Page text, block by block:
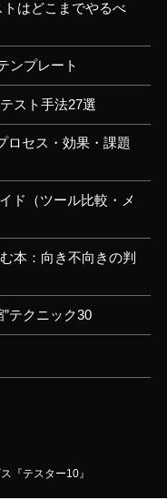
トはどこまでやるべ
ンプレート
スト手法27選
ロセス・効果・課題
ド（ツール比較・メ
本：向き不向きの判
テクニック30
『テスター10』